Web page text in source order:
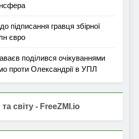
підписання гравця збірної
євро
поділився очікуваннями
проти Олександрії в УПЛ
світу - FreeZMI.io